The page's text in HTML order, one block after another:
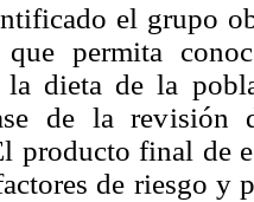
el grupo
que permita
la dieta de la
de la revisión
producto final de
de riesgo y